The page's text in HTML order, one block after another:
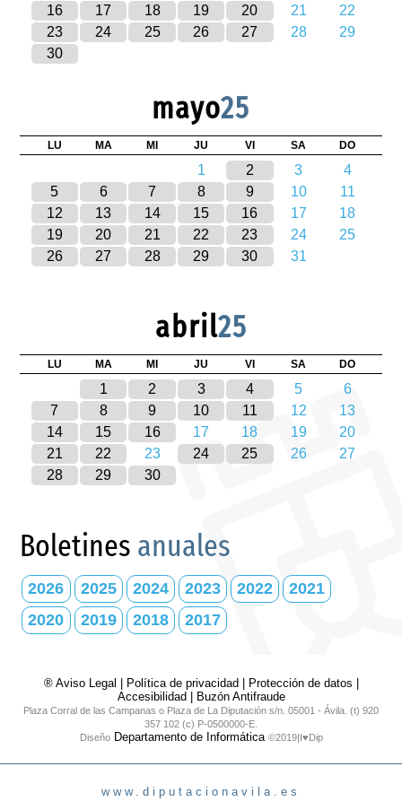
16
17 18 19 20 21
22
23
24 25 26 27 28
29
30
mayo25
LU MA MI JU VI SA DO
1 2 3
4
5
6 7 8 9 10
11
12
13 14 15 16 17
18
19
20 21 22 23 24
25
26
27 28 29 30 31
abril25
LU MA MI JU VI SA DO
1 2 3 4 5
6
7
8 9 10 11 12
13
14
15 16 17 18 19
20
21
22 23 24 25 26
27
28
29 30
Boletines anuales
2026 2025 2024 2023 2022
2021
2020
2019 2018 2017
® Aviso Legal Política de privacidad Protección de datos
Accesibilidad
Buzón Antifraude
Plaza Corral de las Campanas o Plaza de La Diputación s/n. 05001 - Ávila. (t) 920
357 102 (c) P-0500000-E.
DiseñoDepartamento de Informática ©2019|I♥Dip
www.diputacionavila.es